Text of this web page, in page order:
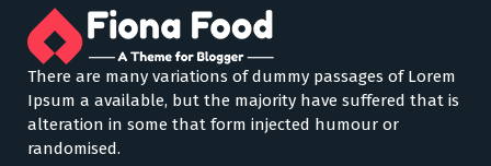
There are many variations of dummy passages of Lorem
Ipsum a available, but the majority have suffered that is
alteration in some that form injected humour or
randomised.